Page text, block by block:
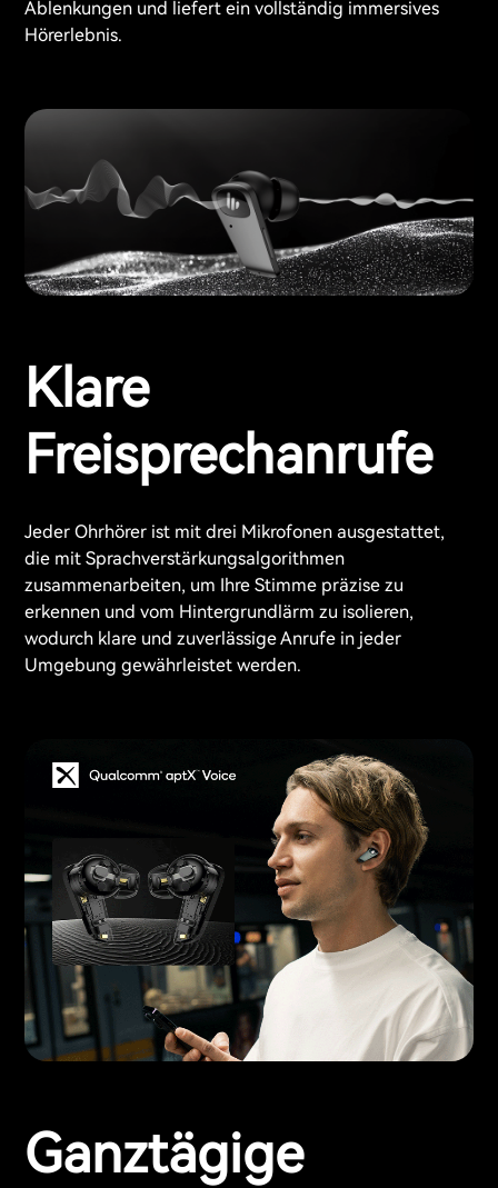
Ablenkungen und liefert ein vollständig immersives
Hörerlebnis.
Klare
Freisprechanrufe
Jeder Ohrhörer ist mit drei Mikrofonen ausgestattet,
die mit Sprachverstärkungsalgorithmen
zusammenarbeiten, um Ihre Stimme präzise zu
erkennen und vom Hintergrundlärm zu isolieren,
wodurch klare und zuverlässige Anrufe in jeder
Umgebung gewährleistet werden.
Ganztägige